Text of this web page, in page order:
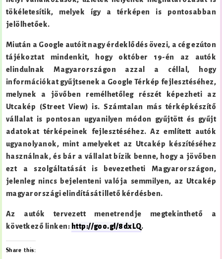
tökéletesítik, melyek így a térképen is pontosabban
jelölhetőek.
Miután a Google autóit nagy érdeklődés övezi, a cég ezúton
tájékoztat mindenkit, hogy október 19-én az autók
elindulnak Magyarországon azzal a céllal, hogy
információkat gyűjtsenek a Google Térkép fejlesztéséhez,
melynek a jövőben remélhetőleg részét képezheti az
Utcakép (Street View) is. Számtalan más térképkészítő
vállalat is pontosan ugyanilyen módon gyűjtött és gyűjt
adatokat térképeinek fejlesztéséhez. Az említett autók
ugyanolyanok, mint amelyeket az Utcakép készítéséhez
használnak, és bár a vállalat bízik benne, hogy a jövőben
ezt a szolgáltatását is bevezetheti Magyarországon,
jelenleg nincs bejelenteni valója semmilyen, az Utcakép
magyarországi elindítását illető kérdésben.
Az autók tervezett menetrendje megtekinthető a
következő linken: http://goo.gl/8dxLQ.
Share this: